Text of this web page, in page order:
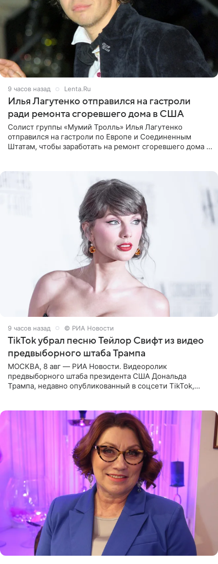
9 часов назад Lenta.Ru
Илья Лагутенко отправился на гастроли
ради ремонта сгоревшего дома в США
Солист группы «Мумий Тролль» Илья Лагутенко
отправился на гастроли по Европе и Соединенным
Штатам, чтобы заработать на ремонт сгоревшего дома в
9 часов назад © РИА Новости
TikTok убрал песню Тейлор Свифт из видео
предвыборного штаба Трампа
МОСКВА, 8 авг — РИА Новости. Видеоролик
предвыборного штаба президента США Дональда
Трампа, недавно опубликованный в соцсети TikTok,